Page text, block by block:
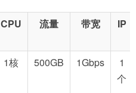
CPU 流量 带宽 IP
1核 500GB 1Gbps
1
个